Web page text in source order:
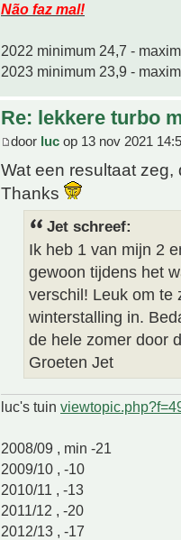
Não faz mal!
2022 minimum 24,7 -
2023 minimum 23,9 -
Re: lekkere turbo
door luc op 13 nov 2021
Wat een resultaat
Thanks
Jet schreef:
Ik heb 1 van mijn 2
gewoon tijdens het
verschil! Leuk om te
winterstalling in.
de hele zomer door
Groeten Jet
luc's tuin
2008/09 , min -21
2009/10 , -10
2010/11 , -13
2011/12 , -20
2012/13 , -17